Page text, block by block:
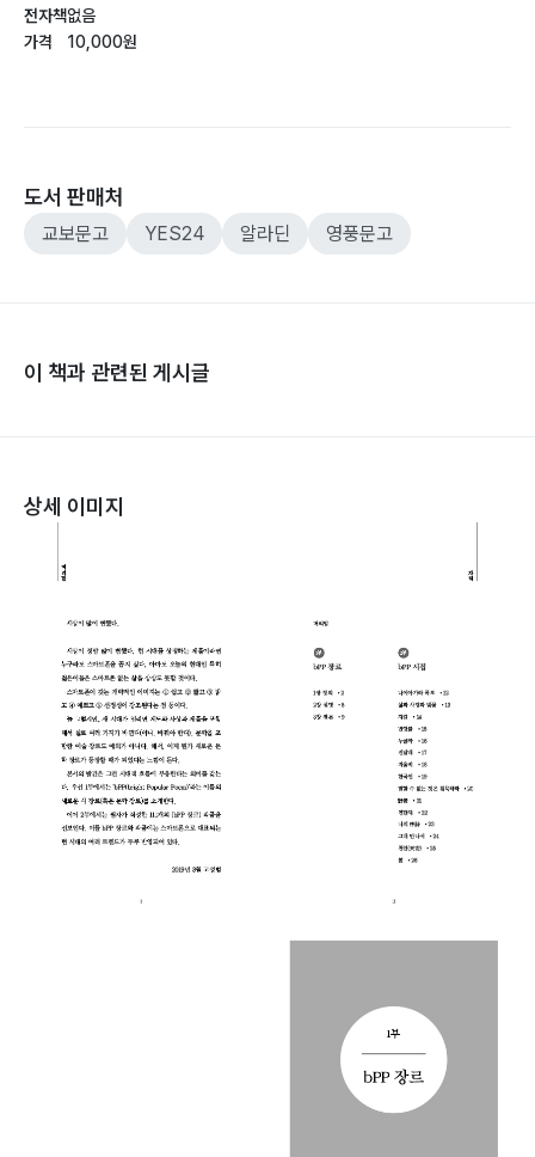
전자책
가격
없음
10,000원
도서 판매처
교보문고 YES24 알라딘 영풍문고
이 책과 관련된 게시글
상세 이미지